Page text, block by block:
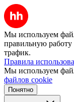
Мы используем
правильную работу
трафик.
Правила
Мы используем
файлов cookie
Понятно